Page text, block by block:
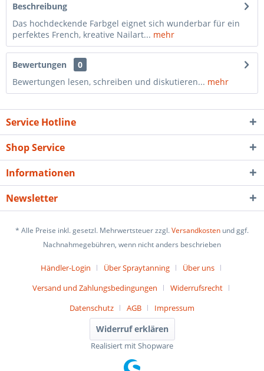
Beschreibung
Das hochdeckende Farbgel eignet sich wunderbar für ein
perfektes French, kreative Nailart... mehr
Bewertungen
0
Bewertungen lesen, schreiben und diskutieren... mehr
Service Hotline
Shop Service
Informationen
Newsletter
* Alle Preise inkl. gesetzl. Mehrwertsteuer zzgl.Versandkosten und ggf.
Nachnahmegebühren, wenn nicht anders beschrieben
Händler-Login Über Spraytanning
Über uns
Versand und Zahlungsbedingungen
Widerrufsrecht
Datenschutz
AGB Impressum
Widerruf erklären
Realisiert mit Shopware